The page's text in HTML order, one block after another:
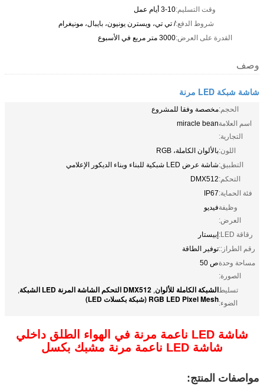
وقت التسليم:3-10 أيام عمل
شروط الدفع:/ تي تي، ويسترن يونيون، بايبال، مونيغرام
القدرة على العرض:3000 متر مربع في الأسبوع
وصف
شاشة شبكة LED مرنة
الحجم:مخصصة وفقا للمشروع
اسم العلامة
التجارية:
miracle bean
اللون:بالألوان الكاملة، RGB
التطبيق:شاشة عرض LED شبكية للبناء وبناء الديكور الإعلامي
التحكم:DMX512
فئة الحماية:IP67
وظيفة
العرض:
فيديو
رقاقة LED:
إبيستار
رقم الطراز::توفير الطاقة
مساحة وحدة
الصورة:
ص 50
تسليط
الضوء:
الشبكة الكاملة للألوان, DMX512 التحكم الشاشة المرنة LED الشبكة ,
RGB LED Pixel Mesh (شبكة بكسلات LED)
شاشة LED ناعمة مرنة في الهواء الطلق داخلي
شاشة LED ناعمة مرنة مشبك بكسل
مواصفات المنتج: